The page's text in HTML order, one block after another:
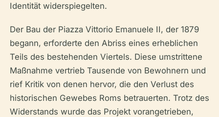
Identität widerspiegelten.
Der Bau der Piazza Vittorio Emanuele II, der 1879
begann, erforderte den Abriss eines erheblichen
Teils des bestehenden Viertels. Diese umstrittene
Maßnahme vertrieb Tausende von Bewohnern und
rief Kritik von denen hervor, die den Verlust des
historischen Gewebes Roms betrauerten. Trotz des
Widerstands wurde das Projekt vorangetrieben,